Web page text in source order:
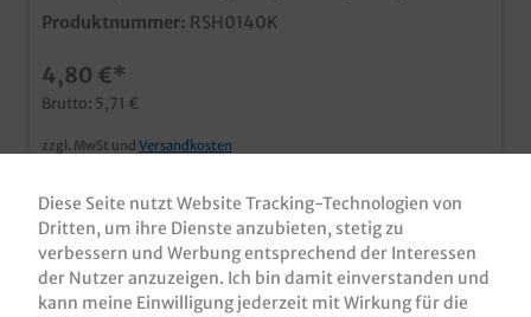
Produktnummer: RSH0140K
4,80 €*
Brutto: 5,71 €
zzgl. MwSt und Versandkosten
Sofort verfügbar, Lieferzeit: 1-3 Tage
Diese Seite nutzt Website Tracking-Technologien von
Dritten, um ihre Dienste anzubieten, stetig zu
verbessern und Werbung entsprechend der Interessen
der Nutzer anzuzeigen. Ich bin damit einverstanden und
kann meine Einwilligung jederzeit mit Wirkung für die